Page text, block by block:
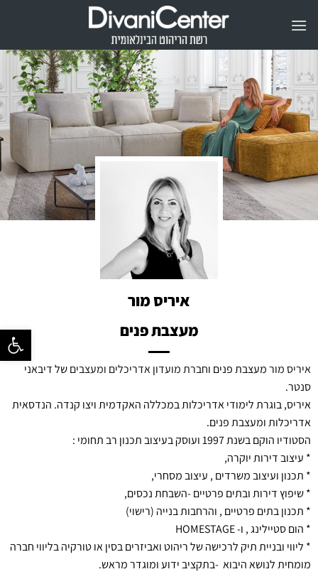
פתח
איריס מור
מעצבת פנים
איריס מורמעצבת פנים וחברת מועדון אדריכלים ומעצביםשל דיבאני
סנטר.
איריס, בוגרת לימודי אדריכלות במכללה האקדמית ויצו קנדה. הנדסאית
אדריכלות ומעצבת פנים.
הסטודיו הוקם בשנת 1997 ועוסק בעיצוב תכנון רב תחומי :
* עיצוב דירות יוקרה,
* תכנון ועיצוב משרדים , עיצוב מסחרי,
* שיפוץ דירות ובתים פרטיים -השבחת נכסים,
* תכנון בתים פרטיים , והרחבות בנייה (רישוי)
* הום סטיילינג , ו- HOMESTAGE
* ליווי ובניית תיק לרכישה של ריהוט ואביזרים בסין או טורקיה בליווי חברה
מומחית לנושא היבוא -בתקציב ידוע ומוגדר מראש.